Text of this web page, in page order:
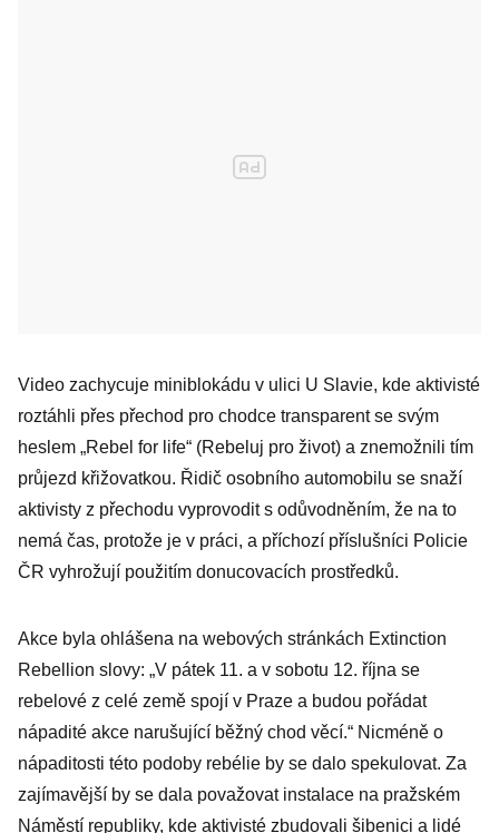
Video zachycuje miniblokádu v ulici U Slavie, kde aktivisté
roztáhli přes přechod pro chodce transparent se svým
heslem „Rebel for life“ (Rebeluj pro život) a znemožnili tím
průjezd křižovatkou. Řidič osobního automobilu se snaží
aktivisty z přechodu vyprovodit s odůvodněním, že na to
nemá čas, protože je v práci, a příchozí příslušníci Policie
ČR vyhrožují použitím donucovacích prostředků.
Akce byla ohlášena na webových stránkách Extinction
Rebellion slovy: „V pátek 11. a v sobotu 12. října se
rebelové z celé země spojí v Praze a budou pořádat
nápadité akce narušující běžný chod věcí.“ Nicméně o
nápaditosti této podoby rebélie by se dalo spekulovat. Za
zajímavější by se dala považovat instalace na pražském
Náměstí republiky, kde aktivisté zbudovali šibenici a lidé